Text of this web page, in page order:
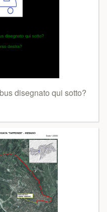
disegnato qui sotto?